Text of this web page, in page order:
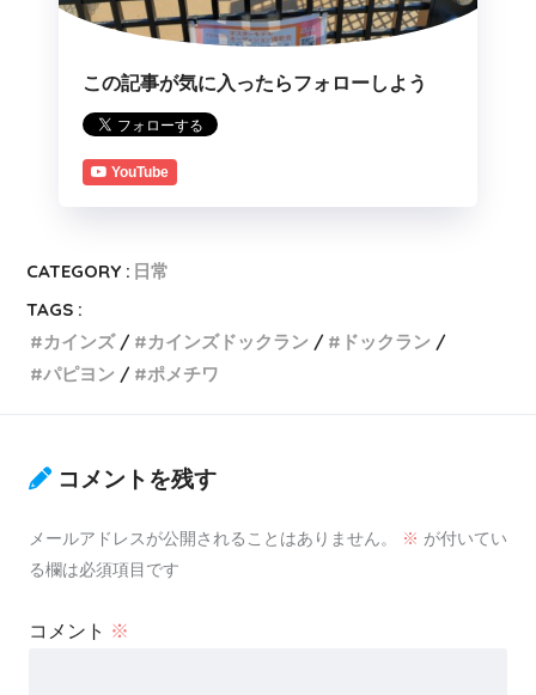
この記事が気に入ったらフォローしよう
YouTube
CATEGORY : 日常
TAGS :
カインズ
カインズドックラン
ドックラン
パピヨン
ポメチワ
コメントを残す
メールアドレスが公開されることはありません。 ※ が付いてい
る欄は必須項目です
コメント ※